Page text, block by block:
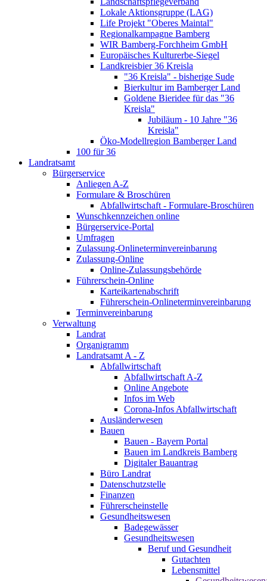
Lokale Aktionsgruppe (LAG)
Life Projekt "Oberes Maintal"
Regionalkampagne Bamberg
WIR Bamberg-Forchheim GmbH
Europäisches Kulturerbe-Siegel
Landkreisbier 36 Kreisla
"36 Kreisla" - bisherige Sude
Bierkultur im Bamberger Land
Goldene Bieridee für das "36
Kreisla"
Jubiläum - 10 Jahre "36
Kreisla"
Öko-Modellregion Bamberger Land
100 für 36
Landratsamt
Bürgerservice
Anliegen A-Z
Formulare & Broschüren
Abfallwirtschaft - Formulare-Broschüren
Wunschkennzeichen online
Bürgerservice-Portal
Umfragen
Zulassung-Onlineterminvereinbarung
Zulassung-Online
Online-Zulassungsbehörde
Führerschein-Online
Karteikartenabschrift
Führerschein-Onlineterminvereinbarung
Terminvereinbarung
Verwaltung
Landrat
Organigramm
Landratsamt A - Z
Abfallwirtschaft
Abfallwirtschaft A-Z
Online Angebote
Infos im Web
Corona-Infos Abfallwirtschaft
Ausländerwesen
Bauen
Bauen - Bayern Portal
Bauen im Landkreis Bamberg
Digitaler Bauantrag
Büro Landrat
Datenschutzstelle
Finanzen
Führerscheinstelle
Gesundheitswesen
Badegewässer
Gesundheitswesen
Beruf und Gesundheit
Gutachten
Lebensmittel